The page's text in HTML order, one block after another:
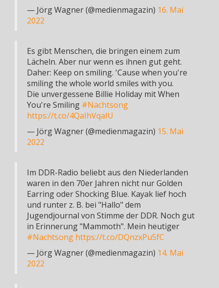
— Jörg Wagner (@medienmagazin) 16. Mai
2022
Es gibt Menschen, die bringen einem zum
Lächeln. Aber nur wenn es ihnen gut geht.
Daher: Keep on smiling. 'Cause when you're
smiling the whole world smiles with you.
Die unvergessene Billie Holiday mit When
You're Smiling #Nachtsong
https://t.co/4QaIhVqaIU
— Jörg Wagner (@medienmagazin) 15. Mai
2022
Im DDR-Radio beliebt aus den Niederlanden
waren in den 70er Jahren nicht nur Golden
Earring oder Shocking Blue. Kayak lief hoch
und runter z. B. bei "Hallo" dem
Jugendjournal von Stimme der DDR. Noch gut
in Erinnerung "Mammoth". Mein heutiger
#Nachtsong https://t.co/DQnzxPu5fC
— Jörg Wagner (@medienmagazin) 14. Mai
2022